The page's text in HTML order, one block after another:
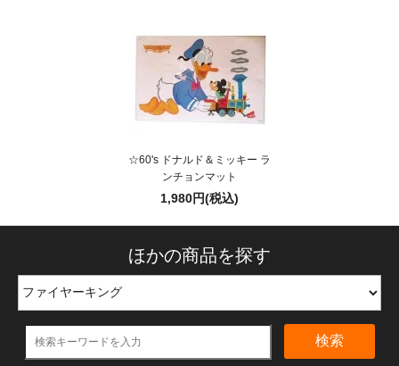
☆60's ドナルド＆ミッキー ラ
ンチョンマット
1,980円(税込)
ほかの商品を探す
検索